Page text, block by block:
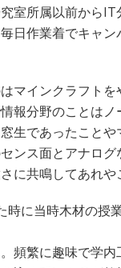
室所属以前から
日作業着でキャ
マインクラフト
報分野のことはノ
生であったこと
ンス面とアナロ
に共鳴してあれや
時に当時木材の授
頻繁に趣味で学